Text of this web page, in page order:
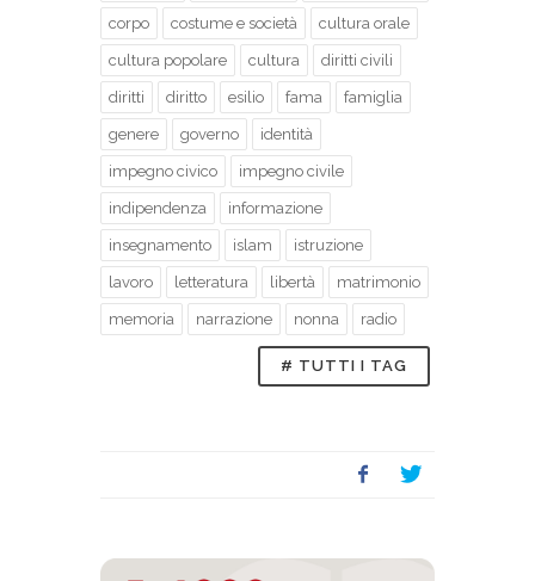
corpo costume e società cultura orale
cultura popolare cultura diritti civili
diritti diritto esilio fama famiglia
genere governo identità
impegno civico impegno civile
indipendenza informazione
insegnamento islam istruzione
lavoro letteratura libertà matrimonio
memoria narrazione nonna radio
# TUTTI I TAG